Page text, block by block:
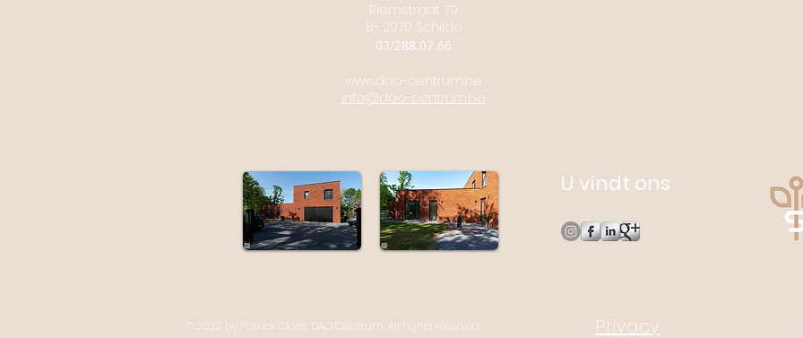
Riemstraat 79
B- 2970 Schilde
03/288.07.66
www.dao-centrum.be
info@dao-centrum.be
U vindt ons
© 2022 by Patrick Claes, DAO Centrum. All rights reserved. Privacy